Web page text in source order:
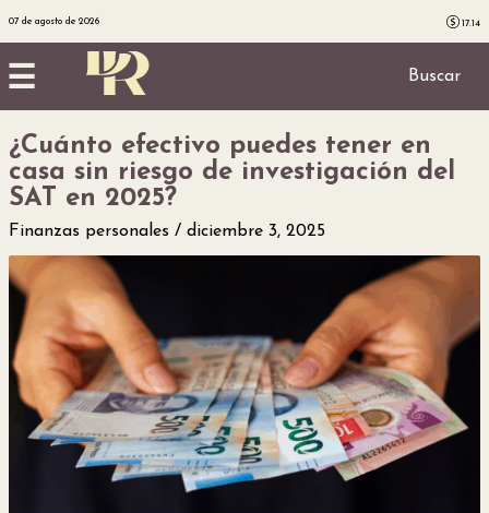
07 de agosto de 2026 17.14
☰ Buscar
Inicio
Noticias
Utilidad
Finanzas
personales
Salud
¿Cuánto efectivo puedes tener en
casa sin riesgo de investigación del
SAT en 2025?
Finanzas personales diciembre 3, 2025